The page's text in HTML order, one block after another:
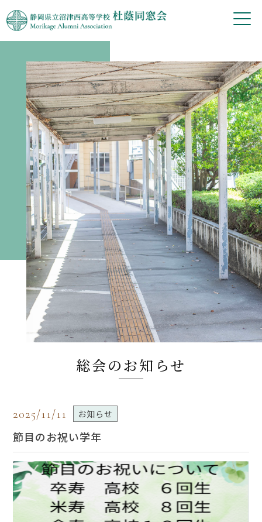
総会のお知らせ
2025/11/11 お知らせ
節目のお祝い学年